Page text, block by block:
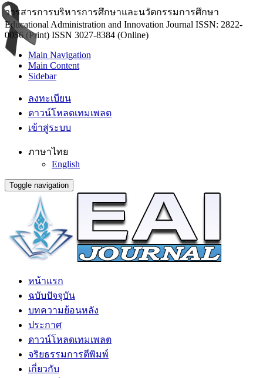
วารสารการบริหารการศึกษาและนวัตกรรมการศึกษา
Educational Administration and Innovation Journal ISSN: 2822-
0056 (Print) ISSN 3027-8384 (Online)
Main Navigation
Main Content
Sidebar
ลงทะเบียน
ดาวน์โหลดเทมเพลต
เข้าสู่ระบบ
ภาษาไทย
English
Toggle navigation
หน้าแรก
ฉบับปัจจุบัน
บทความย้อนหลัง
ประกาศ
ดาวน์โหลดเทมเพลต
จริยธรรมการตีพิมพ์
เกี่ยวกับ